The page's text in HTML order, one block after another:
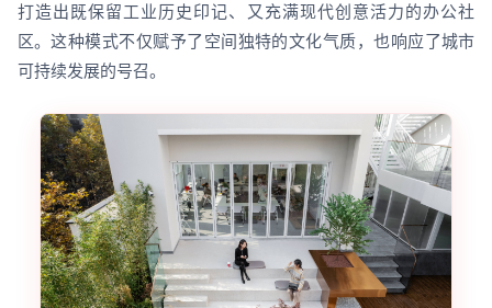
打造出既保留工业历史印记、又充满现代创意活力的办公社
区。这种模式不仅赋予了空间独特的文化气质，也响应了城市
可持续发展的号召。